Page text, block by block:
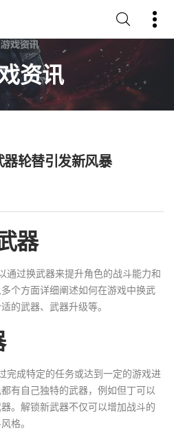
资讯
轮替引发新风暴
器
通过换武器来提升角色的战斗能力和
个方面详细阐述如何在游戏中换武
的武器、武器升级等。
完成特定的任务或达到一定的游戏进
有自己独特的武器，例如但丁可以
。解锁新武器不仅可以增加战斗的
格。